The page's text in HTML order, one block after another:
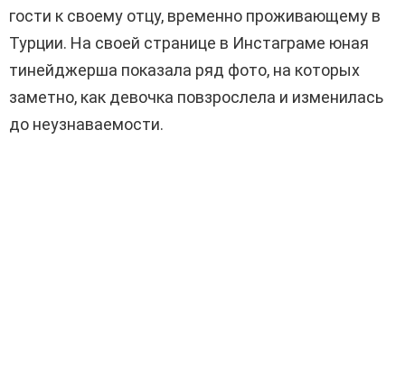
гости к своему отцу, временно проживающему в
Турции. На своей странице в Инстаграме юная
тинейджерша показала ряд фото, на которых
заметно, как девочка повзрослела и изменилась
до неузнаваемости.